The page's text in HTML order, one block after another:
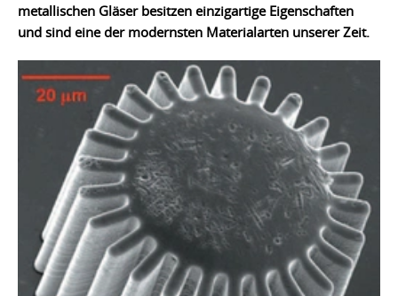
metallischen Gläser besitzen einzigartige Eigenschaften
und sind eine der modernsten Materialarten unserer Zeit.